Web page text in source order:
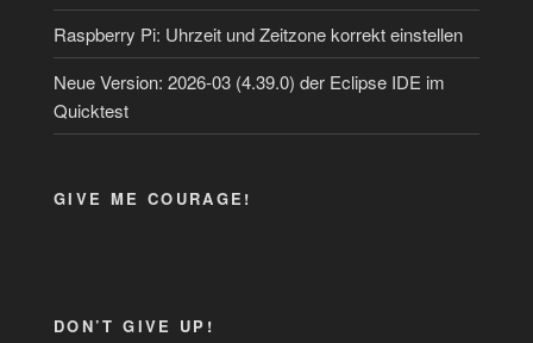
Raspberry Pi: Uhrzeit und Zeitzone korrekt einstellen
Neue Version: 2026-03 (4.39.0) der Eclipse IDE im
Quicktest
GIVE ME COURAGE!
DON’T GIVE UP!